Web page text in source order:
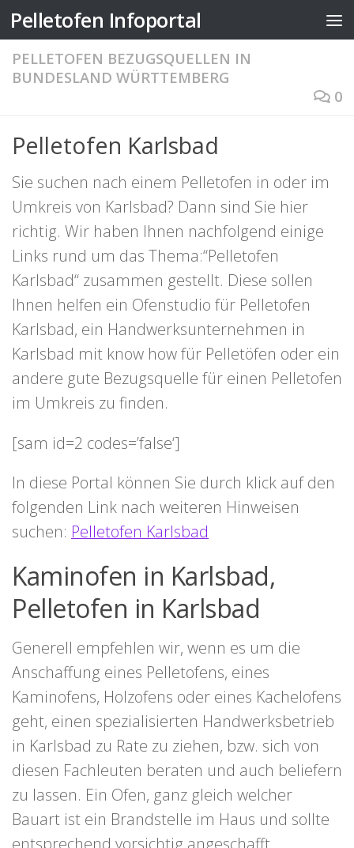
Zum Inhalt springen
Pelletofen Infoportal
PELLETOFEN BEZUGSQUELLEN IN
BUNDESLAND WÜRTTEMBERG
0
Pelletofen Karlsbad
Sie suchen nach einem Pelletofen in oder im
Umkreis von Karlsbad? Dann sind Sie hier
richtig. Wir haben Ihnen nachfolgend einige
Links rund um das Thema:“Pelletofen
Karlsbad“ zusammen gestellt. Diese sollen
Ihnen helfen ein Ofenstudio für Pelletofen
Karlsbad, ein Handwerksunternehmen in
Karlsbad mit know how für Pelletöfen oder ein
andere gute Bezugsquelle für einen Pelletofen
im Umkreis zu finden.
[sam id=2 codes=’false‘]
In diese Portal können Sie durch klick auf den
folgenden Link nach weiteren Hinweisen
suchen: Pelletofen Karlsbad
Kaminofen in Karlsbad,
Pelletofen in Karlsbad
Generell empfehlen wir, wenn es um die
Anschaffung eines Pelletofens, eines
Kaminofens, Holzofens oder eines Kachelofens
geht, einen spezialisierten Handwerksbetrieb
in Karlsbad zu Rate zu ziehen, bzw. sich von
diesen Fachleuten beraten und auch beliefern
zu lassen. Ein Ofen, ganz gleich welcher
Bauart ist ein Brandstelle im Haus und sollte
entsprechend vorsichtig angeschafft,